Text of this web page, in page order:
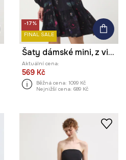
-17%
FINAL SALE
Šaty dámské mini, z viskózy, se vzorem
Aktuální cena:
569 Kč
Běžná cena: 1099 Kč
Nejnižší cena: 689 Kč